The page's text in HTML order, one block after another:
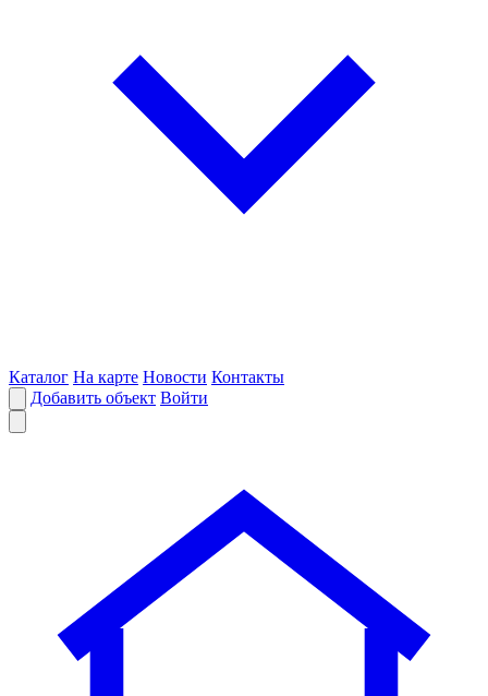
Каталог На карте Новости Контакты
Добавить объект Войти